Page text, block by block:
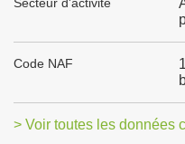
Code NAF
> Voir toutes les données